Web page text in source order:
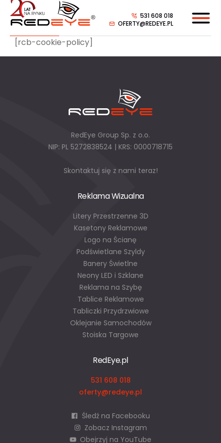
531 608 018
OFERTY@REDEYE.PL
[rcb-cookie-policy]
RedEye Group Sp. z o.o.
NIP: PL 5272838524 | KRS: 0000718715
Skontaktuj się z nami teraz!
Reklama Wizualna
Litery Przestrzenne 3D
Kasetony Reklamowe
Logo na Ścianę
Podświetlane Szyldy
Banery Świetlne
Neony LED i Szklane
Reklama na Szybę
Tablice Reklamowe
Tabliczki Przydrzwiowe
Oklejanie Samochodów
Stoiska Targowe
RedEye.pl
531 608 018
oferty@redeye.pl
Śledź na Facebooku
Zobacz Instagram
Obejrzyj na YouTube